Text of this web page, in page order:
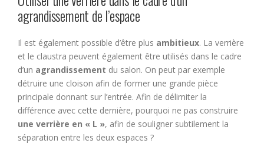
agrandissement de l’espace
Il est également possible d’être plus ambitieux. La verrière
et le claustra peuvent également être utilisés dans le cadre
d’un agrandissement du salon. On peut par exemple
détruire une cloison afin de former une grande pièce
principale donnant sur l’entrée. Afin de délimiter la
différence avec cette dernière, pourquoi ne pas construire
une verrière en « L », afin de souligner subtilement la
séparation entre les deux espaces ?